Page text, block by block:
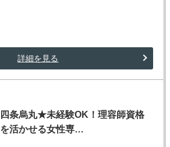
詳細を見る
四条烏丸★未経験OK！理容師資格
を活かせる女性専…